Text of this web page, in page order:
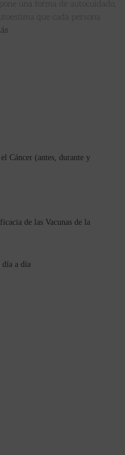
una forma de autocuidado,
que cada persona
Cáncer (antes, durante y
de las Vacunas de la
día a día